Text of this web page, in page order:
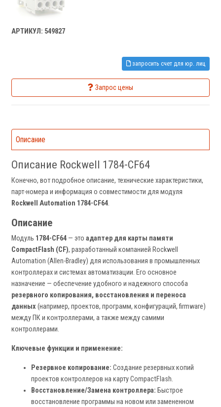
АРТИКУЛ: 549827
запросить счет для юр. лиц
Запрос цены
Описание
Описание Rockwell 1784-CF64
Конечно, вот подробное описание, технические характеристики,
парт-номера и информация о совместимости для модуля
Rockwell Automation 1784-CF64.
Описание
Модуль 1784-CF64 — это адаптер для карты памяти
CompactFlash (CF), разработанный компанией Rockwell
Automation (Allen-Bradley) для использования в промышленных
контроллерах и системах автоматизации. Его основное
назначение — обеспечение удобного и надежного способа
резервного копирования, восстановления и переноса
данных (например, проектов, программ, конфигураций, firmware)
между ПК и контроллерами, а также между самими
контроллерами.
Ключевые функции и применение:
Резервное копирование: Создание резервных копий
проектов контроллеров на карту CompactFlash.
Восстановление/Замена контроллера: Быстрое
восстановление программы на новом или замененном